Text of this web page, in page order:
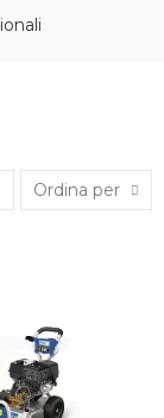
Ordina per